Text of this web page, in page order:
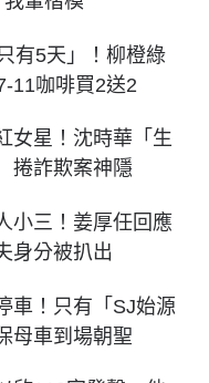
有5天」！柳橙綠
咖啡買2送2
女星！沈時華「生
捲詐欺案神隱
小三！姜厚任回應
身分被扒出
車！只有「SJ始源
母車到場朝聖